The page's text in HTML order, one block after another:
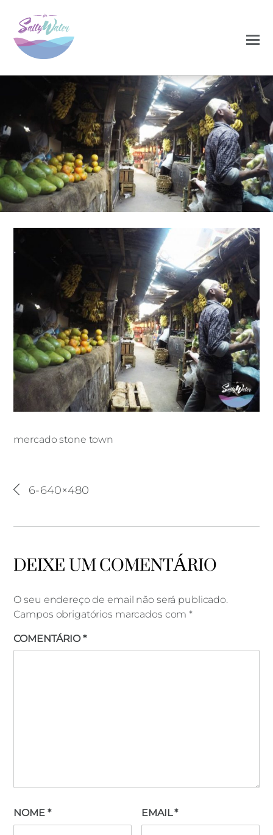
NOVEMBRO 27, 2020 0
6-640×480
mercado stone town
6-640×480
DEIXE UM COMENTÁRIO
O seu endereço de email não será publicado.
Campos obrigatórios marcados com*
COMENTÁRIO*
NOME * EMAIL*